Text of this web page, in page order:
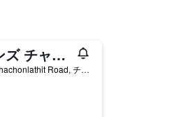
サンド デューンズ チャオラオ ビーチ リゾート
73 Moo.5 Chaleomburaphachonlathit Road, チャンタブリー, タイ